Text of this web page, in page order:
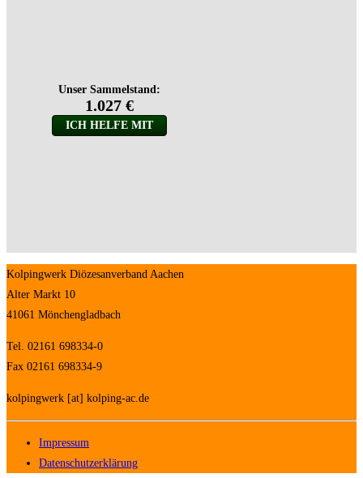
Kolpingwerk Diözesanverband Aachen
Alter Markt 10
41061 Mönchengladbach
Tel. 02161 698334-0
Fax 02161 698334-9
kolpingwerk [at] kolping-ac.de
Impressum
Datenschutzerklärung